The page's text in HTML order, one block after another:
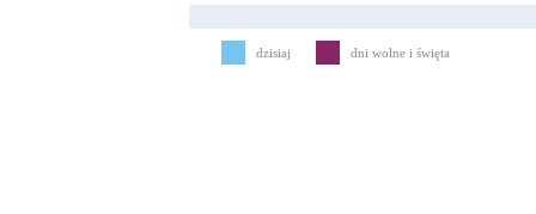
dzisiaj dni wolne i święta